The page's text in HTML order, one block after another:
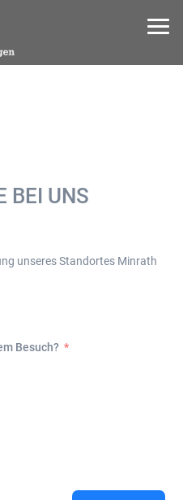
BEI UNS
unseres Standortes Minrath
Besuch?